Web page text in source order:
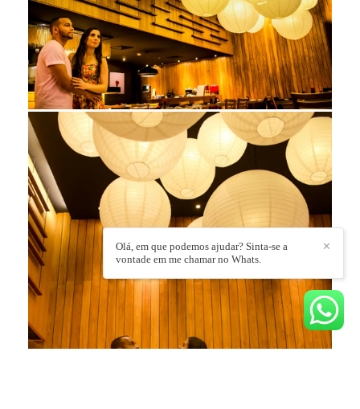
✕
Olá, em que podemos ajudar? Sinta-se a
vontade em me chamar no Whats.